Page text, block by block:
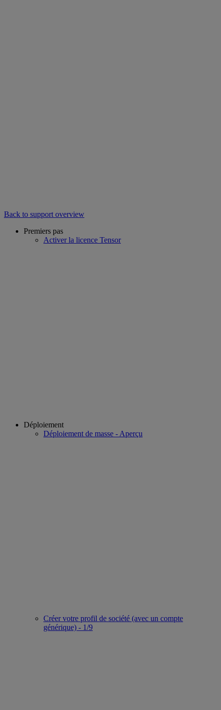
Back to support overview
Premiers pas
Activer la licence Tensor
Déploiement
Déploiement de masse - Aperçu
Créer votre profil de société (avec un compte
générique) - 1/9